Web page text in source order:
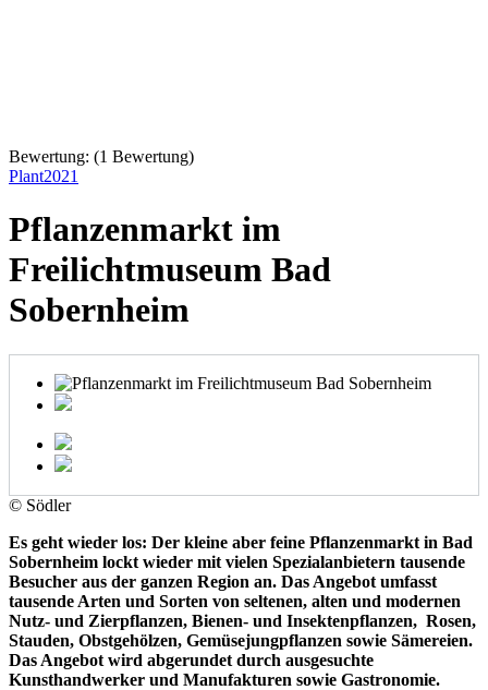
Bewertung: (1 Bewertung)
Plant2021
Pflanzenmarkt im
Freilichtmuseum Bad
Sobernheim
© Södler
Es geht wieder los: Der kleine aber feine Pflanzenmarkt in Bad
Sobernheim lockt wieder mit vielen Spezialanbietern tausende
Besucher aus der ganzen Region an. Das Angebot umfasst
tausende Arten und Sorten von seltenen, alten und modernen
Nutz- und Zierpflanzen, Bienen- und Insektenpflanzen, Rosen,
Stauden, Obstgehölzen, Gemüsejungpflanzen sowie Sämereien.
Das Angebot wird abgerundet durch ausgesuchte
Kunsthandwerker und Manufakturen sowie Gastronomie.